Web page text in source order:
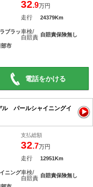
32.9万円
走行 24379Km
ブラッ車検/
自賠責 自賠責保険無し
部市
電話をかける
ル パールシャイニングイ
支払総額
32.7万円
走行 12951Km
ニング車検/
自賠責 自賠責保険無し